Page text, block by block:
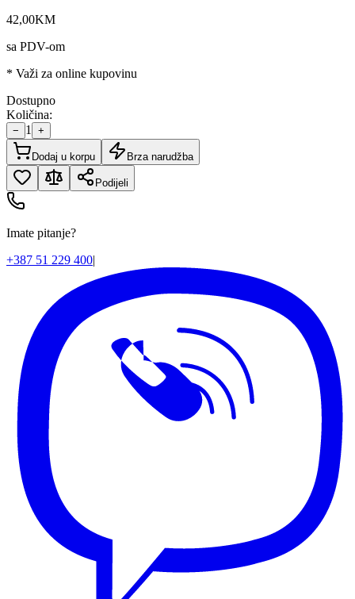
42,00KM
sa PDV-om
* Važi za online kupovinu
Dostupno
Količina:
− 1 +
Dodaj u korpu Brza narudžba
Podijeli
Imate pitanje?
+387 51 229 400|